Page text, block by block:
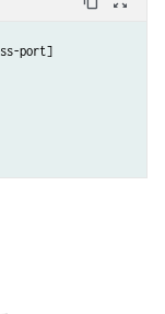
port]